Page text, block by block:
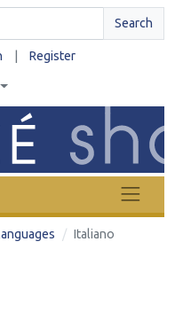
Search
Register
Italiano